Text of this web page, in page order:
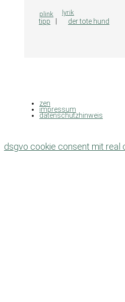
plink kategorien
lyrik
tipp der tote hund
zen
impressum
datenschutzhinweis
dsgvo cookie consent mit real